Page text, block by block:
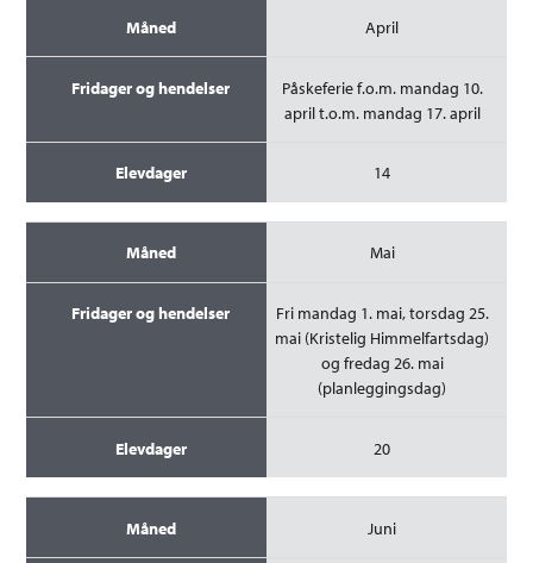
April
Påskeferie f.o.m. mandag 10.
april t.o.m. mandag 17. april
14
Mai
Fri mandag 1. mai, torsdag 25.
mai (Kristelig Himmelfartsdag)
og fredag 26. mai
(planleggingsdag)
20
Juni